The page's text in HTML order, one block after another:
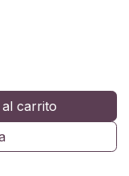
carrito